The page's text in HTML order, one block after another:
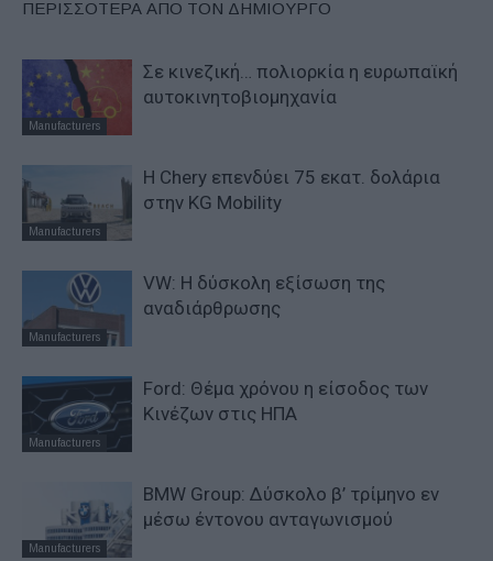
ΠΕΡΙΣΣΟΤΕΡΑ ΑΠΟ ΤΟΝ ΔΗΜΙΟΥΡΓΟ
Manufacturers
Σε κινεζική… πολιορκία η ευρωπαϊκή
αυτοκινητοβιομηχανία
Manufacturers
Η Chery επενδύει 75 εκατ. δολάρια
στην KG Mobility
Manufacturers
VW: Η δύσκολη εξίσωση της
αναδιάρθρωσης
Manufacturers
Ford: Θέμα χρόνου η είσοδος των
Κινέζων στις ΗΠΑ
Manufacturers
BMW Group: Δύσκολο β’ τρίμηνο εν
μέσω έντονου ανταγωνισμού